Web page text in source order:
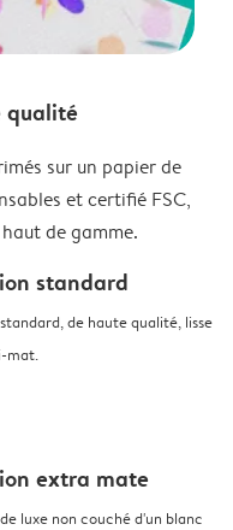
qualité
sur un papier de
et certifié FSC,
de gamme.
standard
de haute qualité, lisse
mat.
extra mate
luxe non couché d'un blanc